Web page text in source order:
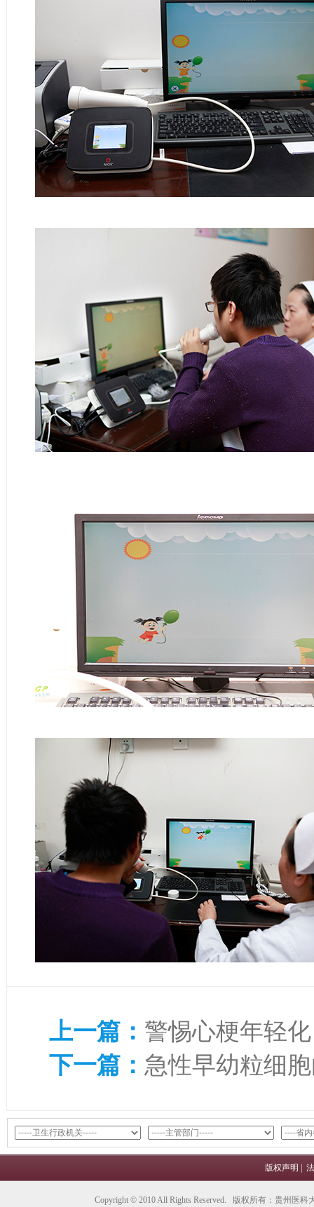
上一篇： 警惕心梗年轻化
下一篇： 急性早幼粒细
版权声明
Copyright © 2010 All Rights Reserved. 版权所有：贵州医科